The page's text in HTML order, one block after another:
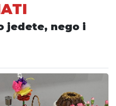
jedete, nego i